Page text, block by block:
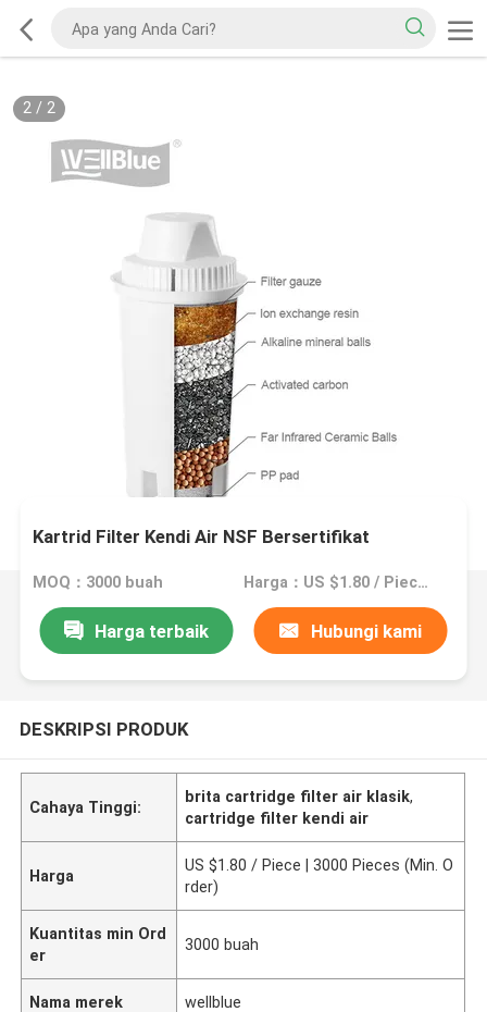
2/ 2
Kartrid Filter Kendi Air NSF Bersertifikat
MOQ：3000 buah Harga：US $1.80 / Piece | 3000 Pieces (Min. Order)
Harga terbaik Hubungi kami
DESKRIPSI PRODUK
Cahaya Tinggi:
brita cartridge filter air klasik,
cartridge filter kendi air
Harga
US $1.80 / Piece | 3000 Pieces (Min. O
rder)
Kuantitas min Ord
er
3000 buah
Nama merek wellblue